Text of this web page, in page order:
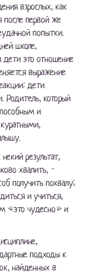
взрослых, как
первой же
попытки.
школе,
дети это отношение
выражение
дети
Родитель, который
и
результат,
хвалить, -
получить похвалу;
и учиться,
«это чудесно» и
подходы к
найденных в